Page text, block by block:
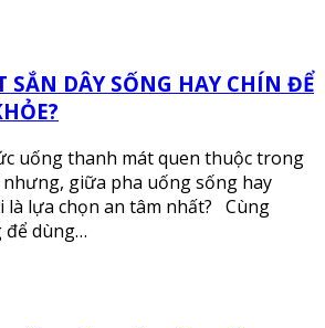
SẮN DÂY SỐNG HAY CHÍN ĐỂ
uống thanh mát quen thuộc trong
giữa pha uống sống hay
là lựa chọn an tâm nhất? Cùng
để dùng…